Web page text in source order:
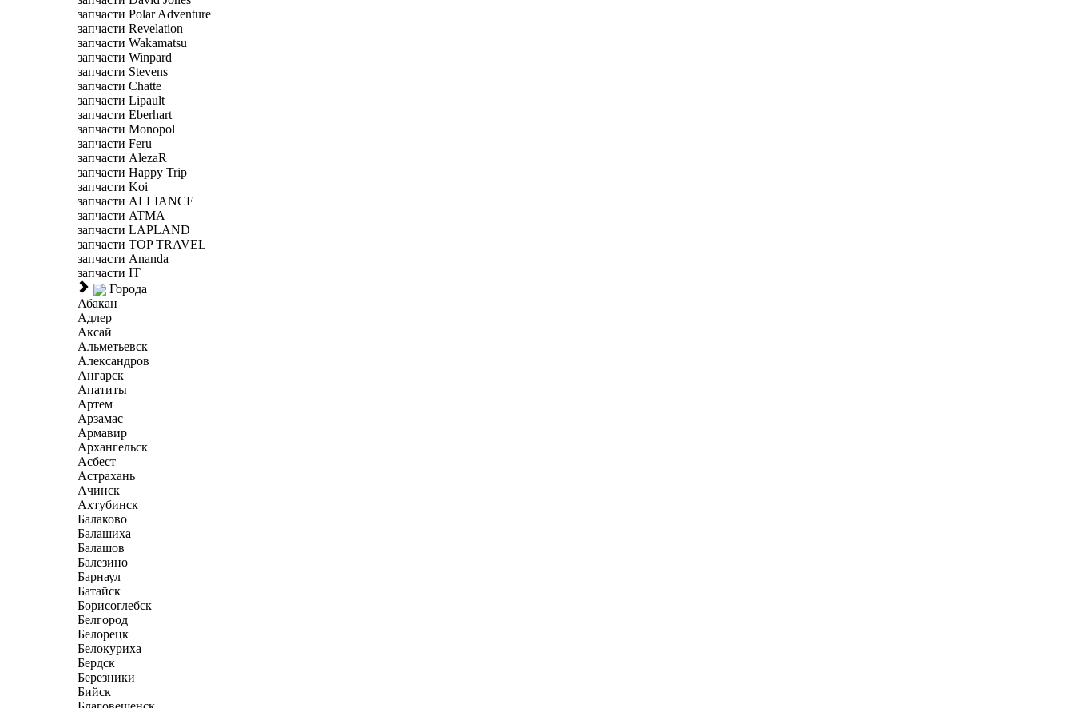
запчасти Polar Adventure
запчасти Revelation
запчасти Wakamatsu
запчасти Winpard
запчасти Stevens
запчасти Chatte
запчасти Lipault
запчасти Eberhart
запчасти Monopol
запчасти Feru
запчасти AlezaR
запчасти Happy Trip
запчасти Koi
запчасти ALLIANCE
запчасти ATMA
запчасти LAPLAND
запчасти TOP TRAVEL
запчасти Ananda
запчасти IT
Города
Абакан
Адлер
Аксай
Альметьевск
Александров
Ангарск
Апатиты
Артем
Арзамас
Армавир
Архангельск
Асбест
Астрахань
Ачинск
Ахтубинск
Балаково
Балашиха
Балашов
Балезино
Барнаул
Батайск
Борисоглебск
Белгород
Белорецк
Белокуриха
Бердск
Березники
Бийск